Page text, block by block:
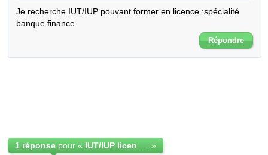
Je recherche IUT/IUP pouvant former en licence :spécialité
banque finance
Répondre
1 réponse pour « »